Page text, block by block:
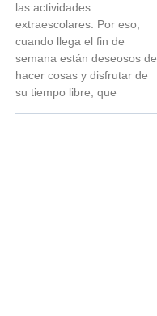
las actividades
extraescolares. Por eso,
cuando llega el fin de
semana están deseosos de
hacer cosas y disfrutar de
su tiempo libre, que